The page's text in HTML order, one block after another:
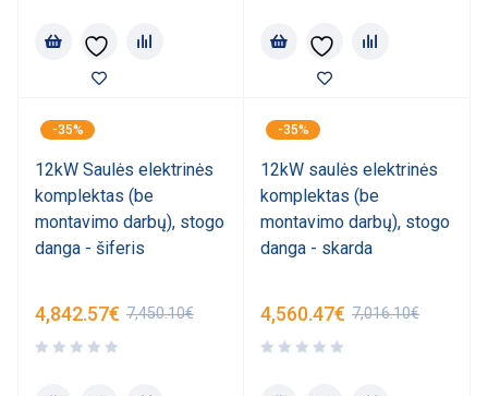
-35%
12kW Saulės elektrinės
komplektas (be
montavimo darbų), stogo
danga - šiferis
7,450.10€
4,842.57€
-35%
12kW saulės elektrinės
komplektas (be
montavimo darbų), stogo
danga - skarda
7,016.10€
4,560.47€